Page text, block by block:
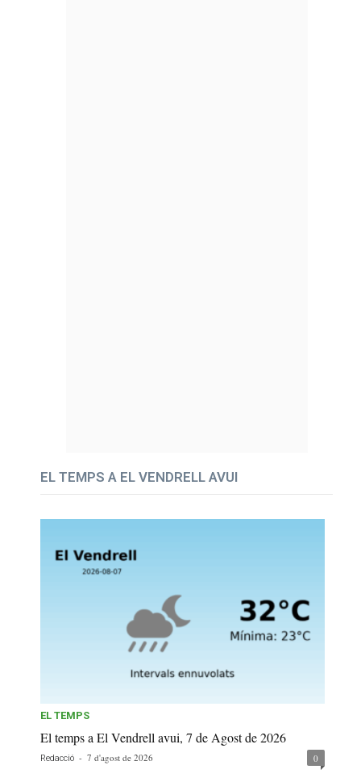
EL TEMPS A EL VENDRELL AVUI
EL TEMPS
El temps a El Vendrell avui, 7 de Agost de 2026
Redacció - 7 d'agost de 2026 0